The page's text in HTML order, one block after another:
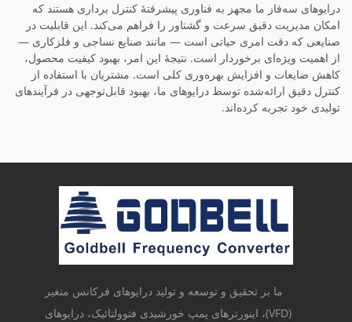
درایوهای سه‌فاز ما مجهز به فناوری پیشرفتهٔ کنترل برداری هستند که
امکان مدیریت دقیق سرعت و گشتاور را فراهم می‌کند. این قابلیت در
صنایعی که دقت امری حیاتی است — مانند صنایع نساجی و فلزکاری —
از اهمیت ویژه‌ای برخوردار است. نتیجهٔ این امر، بهبود کیفیت محصول،
کاهش ضایعات و افزایش بهره‌وری کلی است. مشتریان با استفاده از
کنترل دقیق ارائه‌شده توسط درایوهای ما، بهبود قابل‌توجهی در فرآیندهای
تولیدی خود تجربه کرده‌اند.
ما بر تحقیق و توسعه و تولید درایوهای فرکانس متغیر
(VFD)، اینورترهای پمپ خورشیدی فتوولتائیک، درایوهای